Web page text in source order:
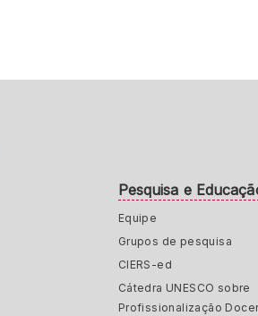
Pesquisa e
Equipe
Grupos de pesquisa
CIERS-ed
Cátedra UNESCO sobre
Profissionalização